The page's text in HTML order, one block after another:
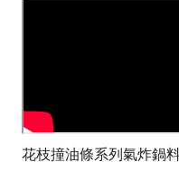
花枝撞油條系列氣炸鍋